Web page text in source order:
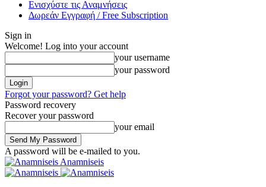
Ενισχύστε τις Αναμνήσεις
Δωρεάν Εγγραφή / Free Subscription
Sign in
Welcome! Log into your account
your username
your password
Forgot your password? Get help
Password recovery
Recover your password
your email
A password will be e-mailed to you.
Anamniseis